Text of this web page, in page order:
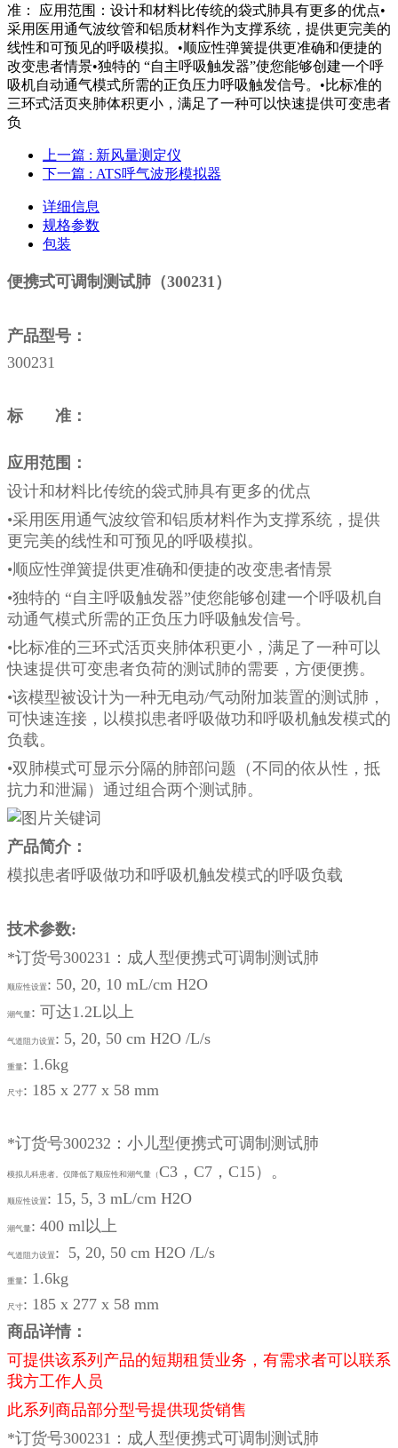
准： 应用范围：设计和材料比传统的袋式肺具有更多的优点•
采用医用通气波纹管和铝质材料作为支撑系统，提供更完美的
线性和可预见的呼吸模拟。•顺应性弹簧提供更准确和便捷的
改变患者情景•独特的 “自主呼吸触发器”使您能够创建一个呼
吸机自动通气模式所需的正负压力呼吸触发信号。•比标准的
三环式活页夹肺体积更小，满足了一种可以快速提供可变患者
负
上一篇 : 新风量测定仪
下一篇 : ATS呼气波形模拟器
详细信息
规格参数
包装
便携式可调制测试肺（300231）
产品型号：
300231
标 准：
应用范围：
设计和材料比传统的袋式肺具有更多的优点
•采用医用通气波纹管和铝质材料作为支撑系统，提供
更完美的线性和可预见的呼吸模拟。
•顺应性弹簧提供更准确和便捷的改变患者情景
•独特的 “自主呼吸触发器”使您能够创建一个呼吸机自
动通气模式所需的正负压力呼吸触发信号。
•比标准的三环式活页夹肺体积更小，满足了一种可以
快速提供可变患者负荷的测试肺的需要，方便便携。
•该模型被设计为一种无电动/气动附加装置的测试肺，
可快速连接，以模拟患者呼吸做功和呼吸机触发模式的
负载。
•双肺模式可显示分隔的肺部问题（不同的依从性，抵
抗力和泄漏）通过组合两个测试肺。
产品简介：
模拟患者呼吸做功和呼吸机触发模式的呼吸负载
技术参数:
*订货号300231：成人型便携式可调制测试肺
顺应性设置: 50, 20, 10 mL/cm H2O
潮气量: 可达1.2L以上
气道阻力设置: 5, 20, 50 cm H2O /L/s
重量: 1.6kg
尺寸: 185 x 277 x 58 mm
*订货号300232：小儿型便携式可调制测试肺
模拟儿科患者。仅降低了顺应性和潮气量（C3，C7，C15）。
顺应性设置: 15, 5, 3 mL/cm H2O
潮气量: 400 ml以上
气道阻力设置: 5, 20, 50 cm H2O /L/s
重量: 1.6kg
尺寸: 185 x 277 x 58 mm
商品详情：
可提供该系列产品的短期租赁业务，有需求者可以联系
我方工作人员
此系列商品部分型号提供现货销售
*订货号300231：成人型便携式可调制测试肺